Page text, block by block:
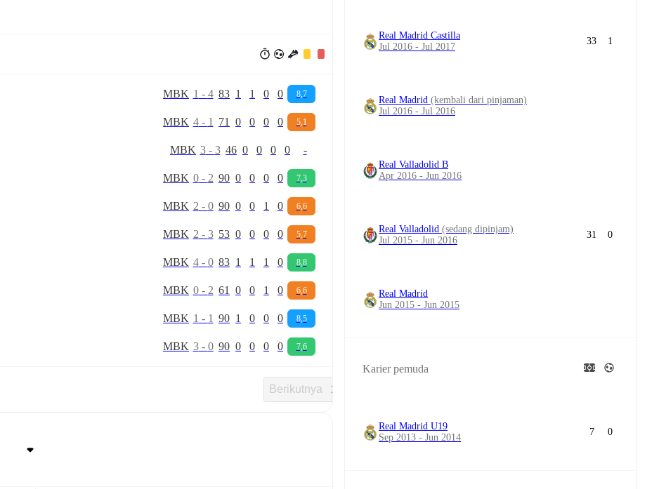
MBK 1 - 4 83 1 1 0 0 8,7
MBK 4- 1 71 0 0 0 0 5,1
MBK 3- 3 46 0 0 0 0 -
MBK 0- 2 90 0 0 0 0 7,3
MBK 2 - 0 90 0 0 1 0 6,6
MBK 2 - 3 53 0 0 0 0 5,7
MBK 4- 0 83 1 1 1 0 8,8
MBK 0- 2 61 0 0 1 0 6,6
MBK 1 - 1 90 1 0 0 0 8,5
MBK 3- 0 90 0 0 0 0 7,6
Berikutnya
Real Madrid Castilla
Jul 2016 - Jul 2017
33 1
Real Madrid (kembali dari pinjaman)
Jul 2016 - Jul 2016
Real Valladolid B
Apr 2016 - Jun 2016
Real Valladolid (sedang dipinjam)
Jul 2015 - Jun 2016
31 0
Real Madrid
Jun 2015 - Jun 2015
Karier pemuda
Real Madrid U19
Sep 2013 - Jun 2014
7 0